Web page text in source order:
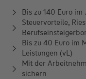
Bis zu 140 Euro
Steuervorteile,
Bis zu 40 Euro im
Leistungen (vL)
Mit der
sichern